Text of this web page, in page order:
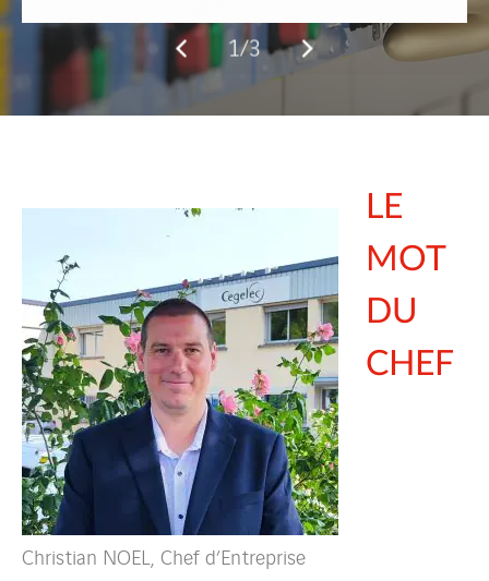
2/3
Christian NOEL, Chef d’Entreprise
LE
MOT
DU
CHEF